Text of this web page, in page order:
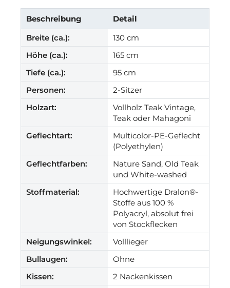
Beschreibung
Detail
Breite (ca.):
130 cm
Höhe (ca.):
165 cm
Tiefe (ca.):
95 cm
Personen:
2-Sitzer
Holzart:
Vollholz Teak Vintage,
Teak oder Mahagoni
Geflechtart:
Multicolor-PE-Geflecht
(Polyethylen)
Geflechtfarben:
Nature Sand, Old Teak
und White-washed
Stoffmaterial:
Hochwertige Dralon®-
Stoffe aus 100 %
Polyacryl, absolut frei
von Stockflecken
Neigungswinkel:
Volllieger
Bullaugen:
Ohne
Kissen:
2 Nackenkissen